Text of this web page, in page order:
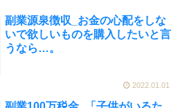
副業源泉徴収_お金の心配をしな
いで欲しいものを購入したいと言
うなら…。
2022.01.01